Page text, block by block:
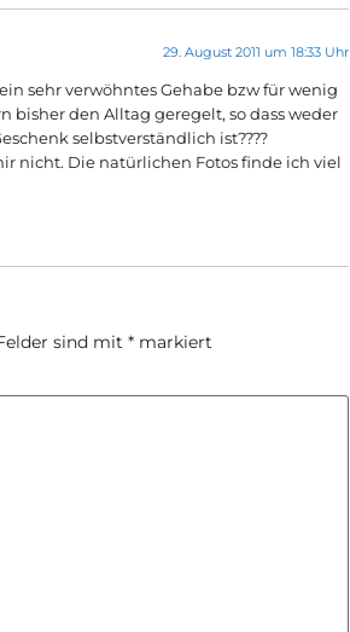
29. August 2011 um 18:33 Uhr
sehr verwöhntes Gehabe bzw für wenig
den Alltag geregelt, so dass weder
selbstverständlich ist????
nicht. Die natürlichen Fotos finde ich viel
sind mit* markiert